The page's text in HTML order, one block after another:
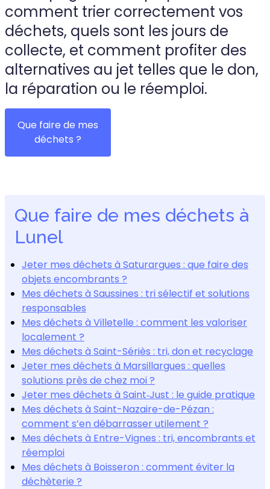
comment trier correctement vos
déchets, quels sont les jours de
collecte, et comment profiter des
alternatives au jet telles que le don,
la réparation ou le réemploi.
Que faire de mes
déchets ?
Que faire de mes déchets à
Lunel
Jeter mes déchets à Saturargues : que faire des
objets encombrants ?
Mes déchets à Saussines : tri sélectif et solutions
responsables
Mes déchets à Villetelle : comment les valoriser
localement ?
Mes déchets à Saint-Sériès : tri, don et recyclage
Jeter mes déchets à Marsillargues : quelles
solutions près de chez moi ?
Jeter mes déchets à Saint‑Just : le guide pratique
Mes déchets à Saint-Nazaire-de-Pézan :
comment s’en débarrasser utilement ?
Mes déchets à Entre-Vignes : tri, encombrants et
réemploi
Mes déchets à Boisseron : comment éviter la
déchèterie ?